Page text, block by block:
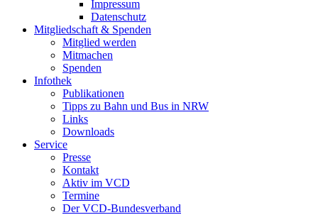
Impressum
Datenschutz
Mitgliedschaft & Spenden
Mitglied werden
Mitmachen
Spenden
Infothek
Publikationen
Tipps zu Bahn und Bus in NRW
Links
Downloads
Service
Presse
Kontakt
Aktiv im VCD
Termine
Der VCD-Bundesverband